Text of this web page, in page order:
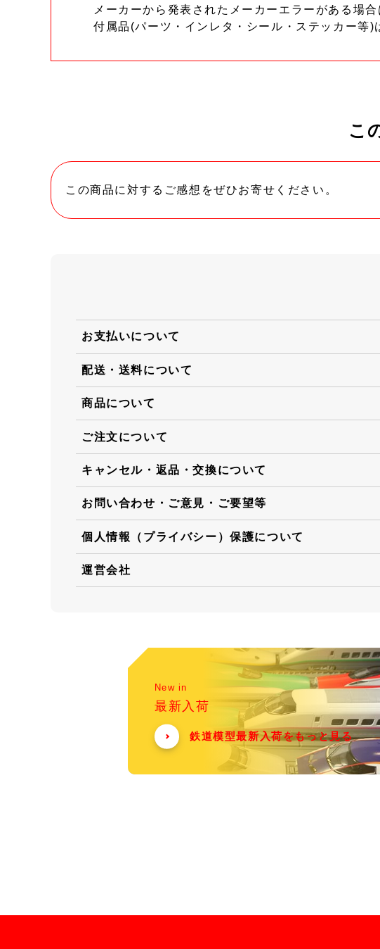
メーカーから発表されたメーカーエラーがある場
付属品(パーツ・インレタ・シール・ステッカー等)
こ
この商品に対するご感想をぜひお寄せください。
お支払いについて
配送・送料について
商品について
ご注文について
キャンセル・返品・交換について
お問い合わせ・ご意見・ご要望等
個人情報（プライバシー）保護について
運営会社
New in
最新入荷
鉄道模型最新入荷をもっと見る